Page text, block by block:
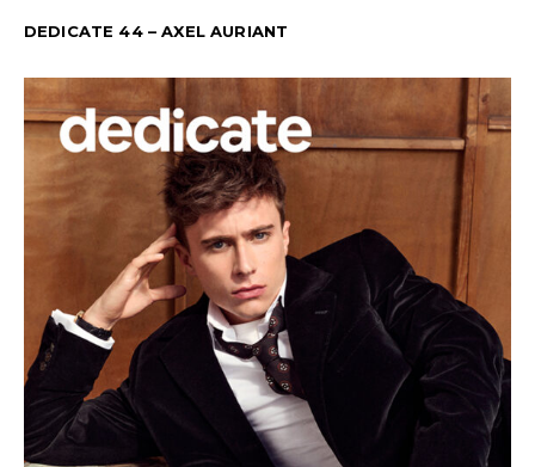
DEDICATE 44 – AXEL AURIANT